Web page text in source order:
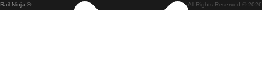
Züge von Braga nach Lissabon
Rail Ninja ® All Rights Reserved © 2026